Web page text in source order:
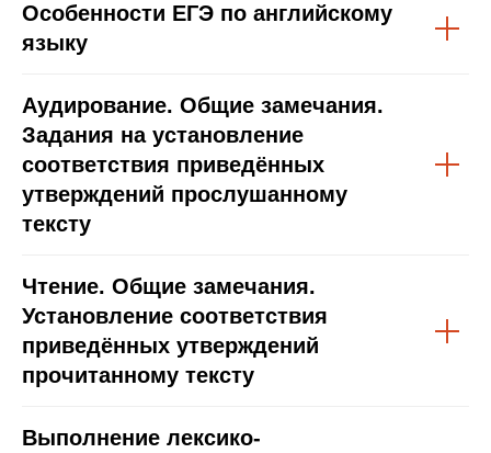
Особенности ЕГЭ по английскому
языку
Аудирование. Общие замечания.
Задания на установление
соответствия приведённых
утверждений прослушанному
тексту
Чтение. Общие замечания.
Установление соответствия
приведённых утверждений
прочитанному тексту
Выполнение лексико-